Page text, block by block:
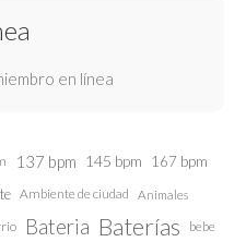
en línea
137 bpm 145 bpm 167 bpm
Ambiente de ciudad Animales
Bateria Baterías bebe